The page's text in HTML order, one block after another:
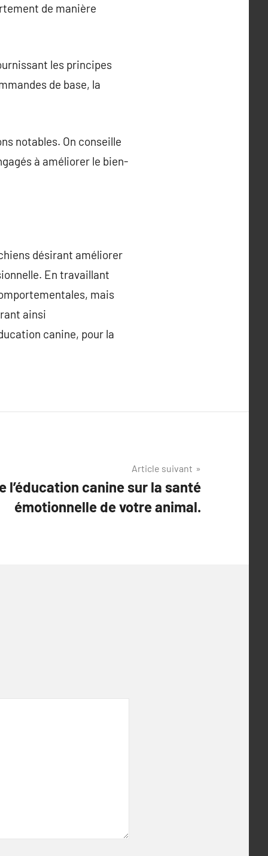
de manière
les principes
de base, la
notables. On conseille
à améliorer le bien-
désirant améliorer
En travaillant
mais
ainsi
canine, pour la
Article suivant
l’éducation canine sur la santé
émotionnelle de votre animal.